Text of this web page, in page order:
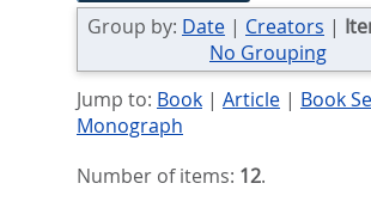
Group by: Date | Creators |
No Grouping
Jump to: Book| Article| Book
Monograph
Number of items: 12.